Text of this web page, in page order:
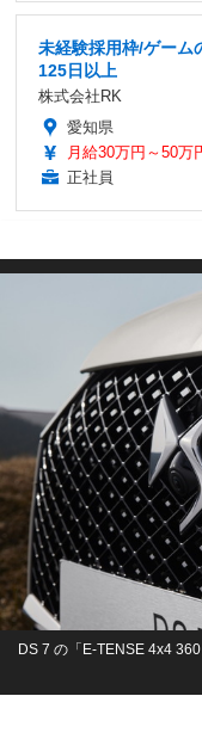
未経験採用枠/ゲーム
125日以上
株式会社RK
愛知県
月給30万円～50万
正社員
DS 7 の「E-TENSE 4x4 360